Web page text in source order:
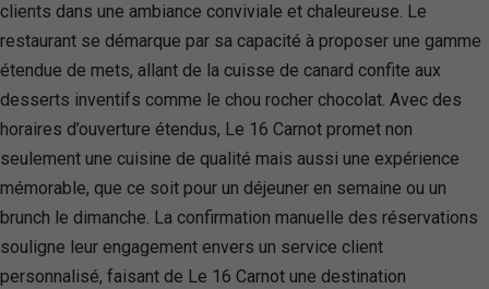
clients dans une ambiance conviviale et chaleureuse. Le
restaurant se démarque par sa capacité à proposer une gamme
étendue de mets, allant de la cuisse de canard confite aux
desserts inventifs comme le chou rocher chocolat. Avec des
horaires d’ouverture étendus, Le 16 Carnot promet non
seulement une cuisine de qualité mais aussi une expérience
mémorable, que ce soit pour un déjeuner en semaine ou un
brunch le dimanche. La confirmation manuelle des réservations
souligne leur engagement envers un service client
personnalisé, faisant de Le 16 Carnot une destination